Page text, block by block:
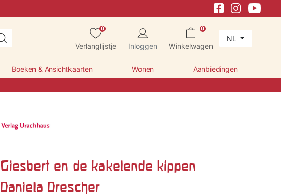
0
Verlanglijstje Inloggen
0
Winkelwagen
NL
Boeken & Ansichtkaarten Wonen Aanbiedingen
Giesbert en de kakelende kippen
Daniela Drescher